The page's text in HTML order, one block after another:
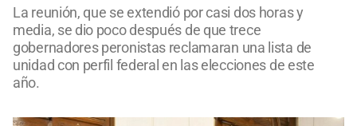
La reunión, que se extendió por casi dos horas y
media, se dio poco después de que trece
gobernadores peronistas reclamaran una lista de
unidad con perfil federal en las elecciones de este
año.